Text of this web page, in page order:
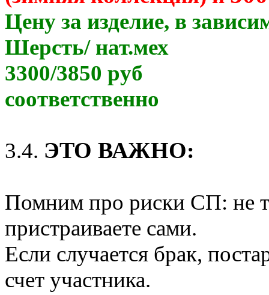
Цену за изделие, в
Шерсть/ нат.мех
3300/3850 руб
соответственно
3.4. ЭТО ВАЖНО:
Помним про риски СП: не
пристраиваете сами.
Если случается брак,
счет участника.